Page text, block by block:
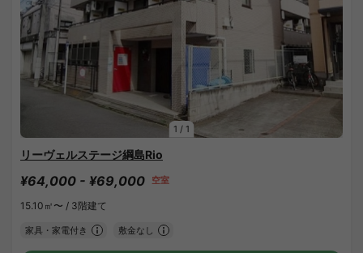
1 / 1
リーヴェルステージ綱島Rio
¥64,000 - ¥69,000 空室
15.10㎡〜 / 3階建て
家具・家電付き 敷金なし